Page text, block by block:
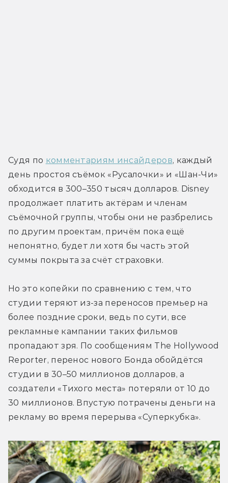
Судя по комментариям инсайдеров, каждый
день простоя съёмок «Русалочки» и «Шан-Чи»
обходится в 300–350 тысяч долларов. Disney
продолжает платить актёрам и членам
съёмочной группы, чтобы они не разбрелись
по другим проектам, причём пока ещё
непонятно, будет ли хотя бы часть этой
суммы покрыта за счёт страховки.
Но это копейки по сравнению с тем, что
студии теряют из-за переносов премьер на
более поздние сроки, ведь по сути, все
рекламные кампании таких фильмов
пропадают зря. По сообщениям The Hollywood
Reporter, перенос нового Бонда обойдётся
студии в 30–50 миллионов долларов, а
создатели «Тихого места» потеряли от 10 до
30 миллионов. Впустую потрачены деньги на
рекламу во время перерыва «Суперкубка».